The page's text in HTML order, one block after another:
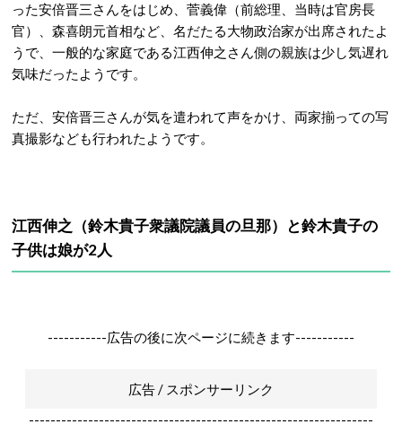
った安倍晋三さんをはじめ、菅義偉（前総理、当時は官房長
官）、森喜朗元首相など、名だたる大物政治家が出席されたよ
うで、一般的な家庭である江西伸之さん側の親族は少し気遅れ
気味だったようです。
ただ、安倍晋三さんが気を遣われて声をかけ、両家揃っての写
真撮影なども行われたようです。
江西伸之（鈴木貴子衆議院議員の旦那）と鈴木貴子の
子供は娘が2人
-----------広告の後に次ページに続きます-----------
広告 / スポンサーリンク
----------------------------------------------------------------